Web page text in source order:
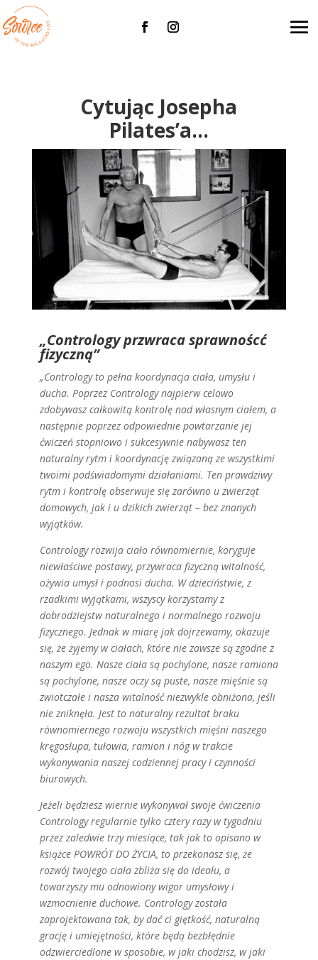
Cytując Josepha
Pilates’a…
„Contrology przwraca sprawnoścć
fizyczną”
„Contrology to pełna koordynacja ciała, umysłu i
ducha. Poprzez Contrology najpierw celowo
zdobywasz całkowitą kontrolę nad własnym ciałem, a
następnie poprzez odpowiednie powtarzanie jej
ćwiczeń stopniowo i sukcesywnie nabywasz ten
naturalny rytm i koordynację związaną ze wszystkimi
twoimi podświadomymi działaniami. Ten prawdziwy
rytm i kontrolę obserwuje się zarówno u zwierząt
domowych, jak i u dzikich zwierząt – bez znanych
wyjątków.
Contrology rozwija ciało równomiernie, koryguje
niewłaściwe postawy, przywraca fizyczną witalność,
ożywia umysł i podnosi ducha. W dzieciństwie, z
rzadkimi wyjątkami, wszyscy korzystamy z
dobrodziejstw naturalnego i normalnego rozwoju
fizycznego. Jednak w miarę jak dojrzewamy, okazuje
się, że żyjemy w ciałach, które nie zawsze są zgodne z
naszym ego. Nasze ciała są pochylone, nasze ramiona
są pochylone, nasze oczy są puste, nasze mięśnie są
zwiotczałe i nasza witalność niezwykle obniżona, jeśli
nie zniknęła. Jest to naturalny rezultat braku
równomiernego rozwoju wszystkich mięśni naszego
kręgosłupa, tułowia, ramion i nóg w trakcie
wykonywania naszej codziennej pracy i czynności
biurowych.
Jeżeli będziesz wiernie wykonywał swoje ćwiczenia
Contrology regularnie tylko cztery razy w tygodniu
przez zaledwie trzy miesiące, tak jak to opisano w
książce POWRÓT DO ŻYCIA, to przekonasz się, że
rozwój twojego ciała zbliża się do ideału, a
towarzyszy mu odnowiony wigor umysłowy i
wzmocnienie duchowe. Contrology została
zaprojektowana tak, by dać ci giętkość, naturalną
grację i umiejętności, które będą bezbłędnie
odzwierciedlone w sposobie, w jaki chodzisz, w jaki